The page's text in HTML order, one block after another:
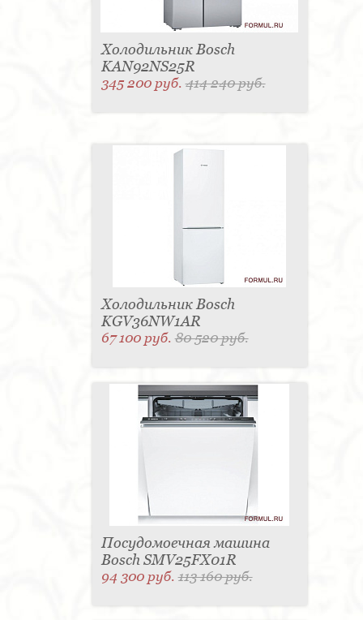
Холодильник Bosch
KAN92NS25R
345 200 руб.414 240 руб.
Холодильник Bosch
KGV36NW1AR
67 100 руб.80 520 руб.
Посудомоечная машина
Bosch SMV25FX01R
94 300 руб.113 160 руб.